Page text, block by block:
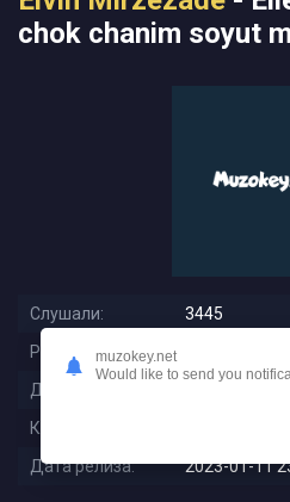
chok chanim soyut
Слушали:
3445
Размер:
Длительность:
Качество:
Дата релиза:
2023-01-11
muzokey.net
Would like to send you